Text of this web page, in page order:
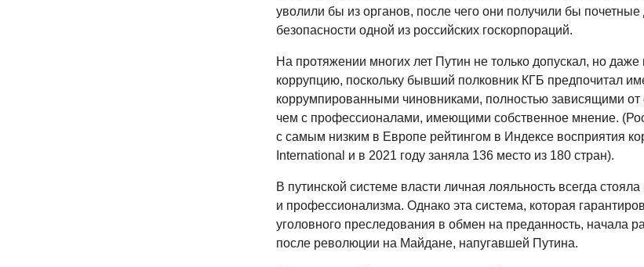
уволили бы из органов, после чего они получили бы
безопасности одной из российских госкорпораций.
На протяжении многих лет Путин не только допускал, но
коррупцию, поскольку бывший полковник КГБ предпочитал
коррумпированными чиновниками, полностью зависящими от
чем с профессионалами, имеющими собственное мнение.
с самым низким в Европе рейтингом в Индексе восприятия
International и в 2021 году заняла 136 место из 180 стран).
В путинской системе власти личная лояльность всегда
и профессионализма. Однако эта система, которая
уголовного преследования в обмен на преданность, начала
после революции на Майдане, напугавшей Путина.